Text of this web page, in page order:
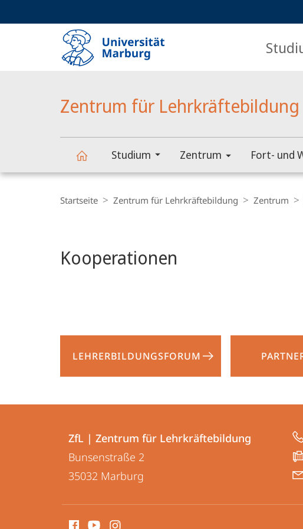
Zentrum für Lehrkräftebildung
Studium Zentrum Fort- und
Hauptinhalt
Navigation
Startseite Zentrum für Lehrkräftebildung Zentrum
Kooperationen
LEHRERBILDUNGS­FORUM
Informationen
Kontaktinformationen
ZfL
|
Zentrum
für
ZfL | Zentrum für Lehrkräftebildung
Bunsenstraße 2
35032 Marburg